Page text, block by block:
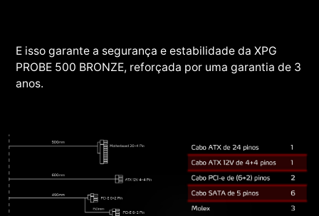
E isso garante a segurança e estabilidade da XPG
PROBE 500 BRONZE, reforçada por uma garantia de 3
anos.